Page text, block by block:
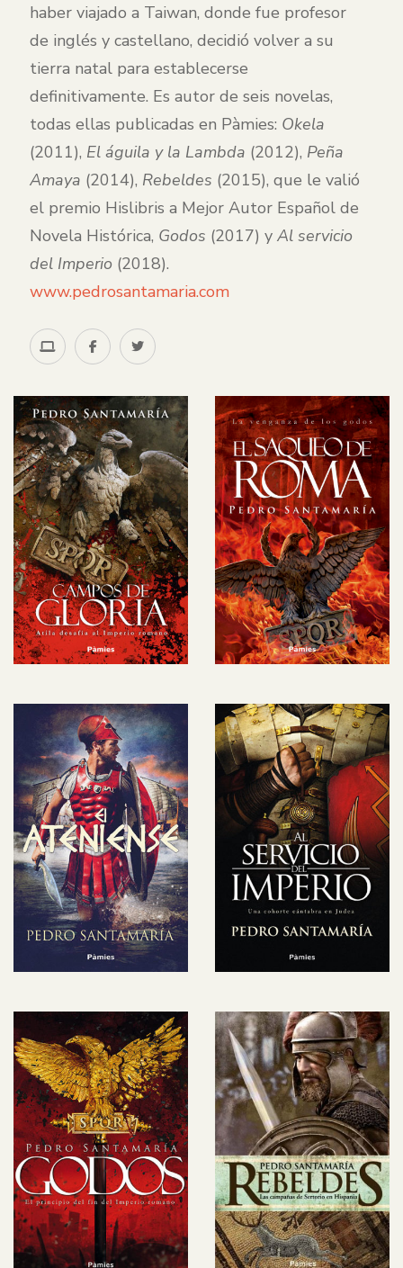
haber viajado a Taiwan, donde fue profesor
de inglés y castellano, decidió volver a su
tierra natal para establecerse
definitivamente. Es autor de seis novelas,
todas ellas publicadas en Pàmies: Okela
(2011), El águila y la Lambda (2012), Peña
Amaya (2014), Rebeldes (2015), que le valió
el premio Hislibris a Mejor Autor Español de
Novela Histórica, Godos (2017) y Al servicio
del Imperio (2018).
www.pedrosantamaria.com